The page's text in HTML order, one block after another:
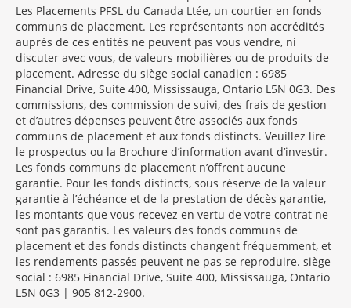
Les Placements PFSL du Canada Ltée, un courtier en fonds
communs de placement. Les représentants non accrédités
auprès de ces entités ne peuvent pas vous vendre, ni
discuter avec vous, de valeurs mobilières ou de produits de
placement. Adresse du siège social canadien : 6985
Financial Drive, Suite 400, Mississauga, Ontario L5N 0G3. Des
commissions, des commission de suivi, des frais de gestion
et d’autres dépenses peuvent être associés aux fonds
communs de placement et aux fonds distincts. Veuillez lire
le prospectus ou la Brochure d’information avant d’investir.
Les fonds communs de placement n’offrent aucune
garantie. Pour les fonds distincts, sous réserve de la valeur
garantie à l’échéance et de la prestation de décès garantie,
les montants que vous recevez en vertu de votre contrat ne
sont pas garantis. Les valeurs des fonds communs de
placement et des fonds distincts changent fréquemment, et
les rendements passés peuvent ne pas se reproduire. siège
social : 6985 Financial Drive, Suite 400, Mississauga, Ontario
L5N 0G3 | 905 812-2900.